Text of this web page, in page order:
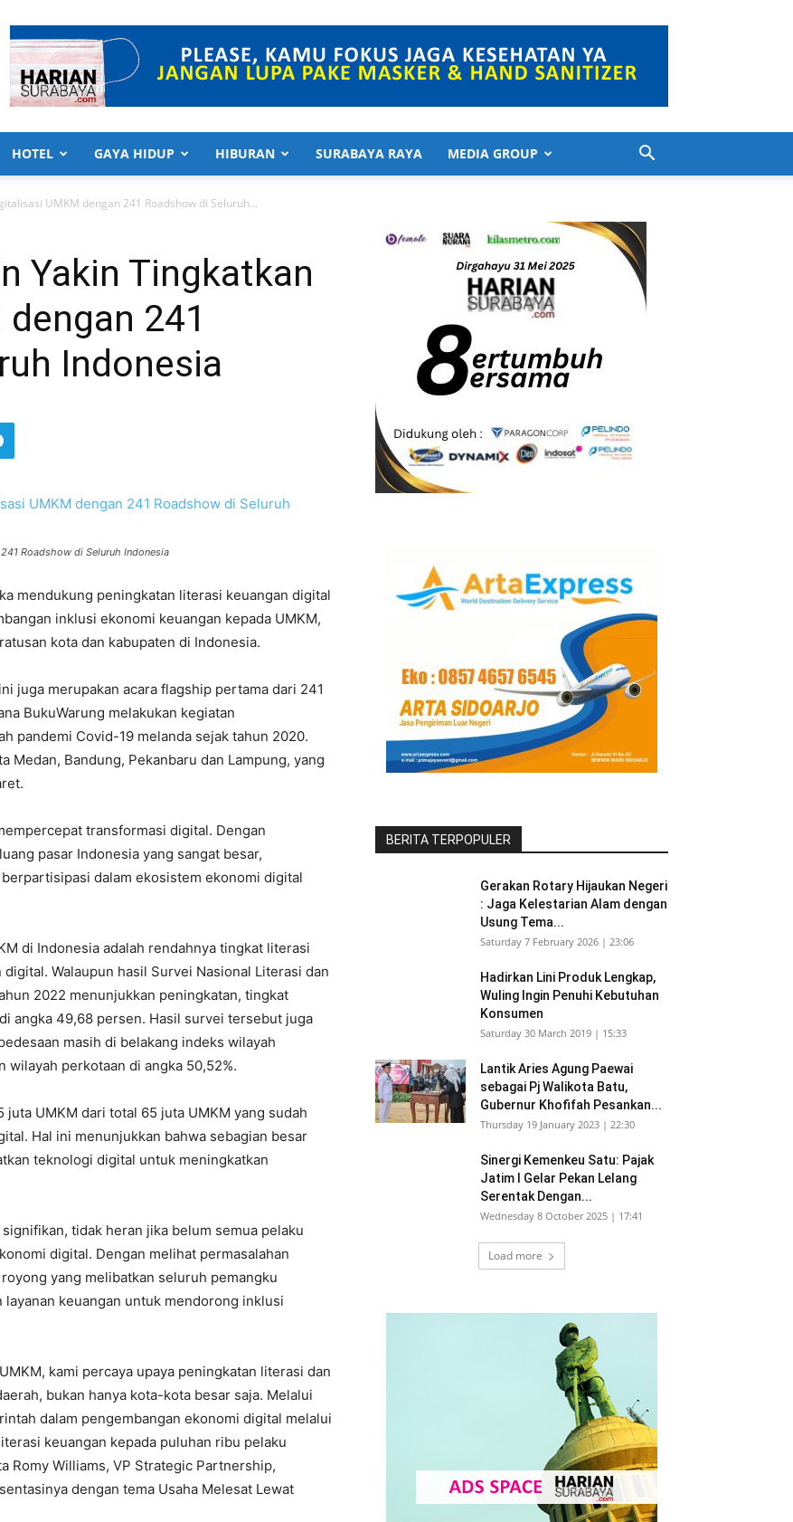
HOTEL GAYA HIDUP HIBURAN SURABAYA RAYA MEDIA GROUP
UMKM dengan 241 Roadshow di Seluruh...
Yakin Tingkatkan
241
Indonesia
Roadshow di Seluruh Indonesia
mendukung peningkatan literasi keuangan digital
inklusi ekonomi keuangan kepada UMKM,
kota dan kabupaten di Indonesia.
juga merupakan acara flagship pertama dari 241
BukuWarung melakukan kegiatan
pandemi Covid-19 melanda sejak tahun 2020.
Medan, Bandung, Pekanbaru dan Lampung, yang
transformasi digital. Dengan
pasar Indonesia yang sangat besar,
dalam ekosistem ekonomi digital
di Indonesia adalah rendahnya tingkat literasi
Walaupun hasil Survei Nasional Literasi dan
2022 menunjukkan peningkatan, tingkat
angka 49,68 persen. Hasil survei tersebut juga
masih di belakang indeks wilayah
wilayah perkotaan di angka 50,52%.
UMKM dari total 65 juta UMKM yang sudah
Hal ini menunjukkan bahwa sebagian besar
teknologi digital untuk meningkatkan
tidak heran jika belum semua pelaku
digital. Dengan melihat permasalahan
yang melibatkan seluruh pemangku
keuangan untuk mendorong inklusi
kami percaya upaya peningkatan literasi dan
bukan hanya kota-kota besar saja. Melalui
dalam pengembangan ekonomi digital melalui
keuangan kepada puluhan ribu pelaku
Romy Williams, VP Strategic Partnership,
dengan tema Usaha Melesat Lewat
BERITA TERPOPULER
Gerakan Rotary Hijaukan Negeri
: Jaga Kelestarian Alam dengan
Usung Tema...
Saturday 7 February 2026 | 23:06
Hadirkan Lini Produk Lengkap,
Wuling Ingin Penuhi Kebutuhan
Konsumen
Saturday 30 March 2019 | 15:33
Lantik Aries Agung Paewai
sebagai Pj Walikota Batu,
Gubernur Khofifah Pesankan...
Thursday 19 January 2023 | 22:30
Sinergi Kemenkeu Satu: Pajak
Jatim I Gelar Pekan Lelang
Serentak Dengan...
Wednesday 8 October 2025 | 17:41
Load more